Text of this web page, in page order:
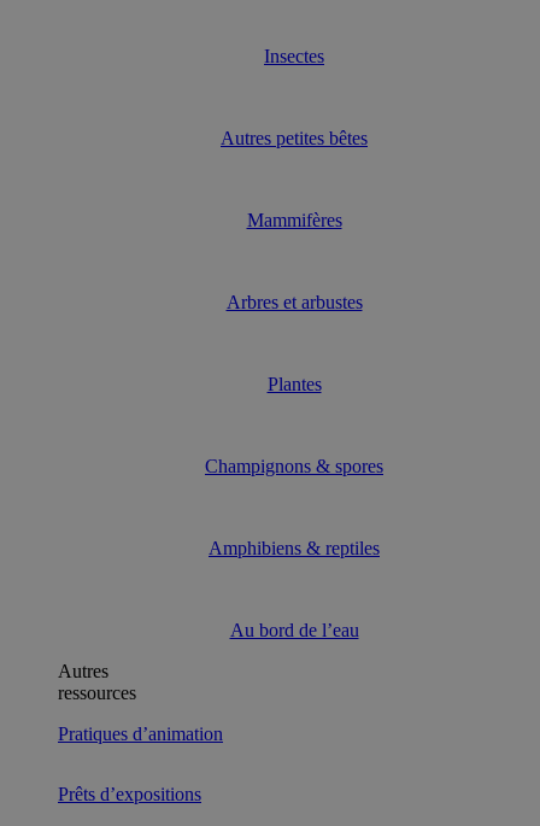
Insectes
Autres petites bêtes
Mammifères
Arbres et arbustes
Plantes
Champignons & spores
Amphibiens & reptiles
Au bord de l’eau
Autres
ressources
Pratiques d’animation
Prêts d’expositions